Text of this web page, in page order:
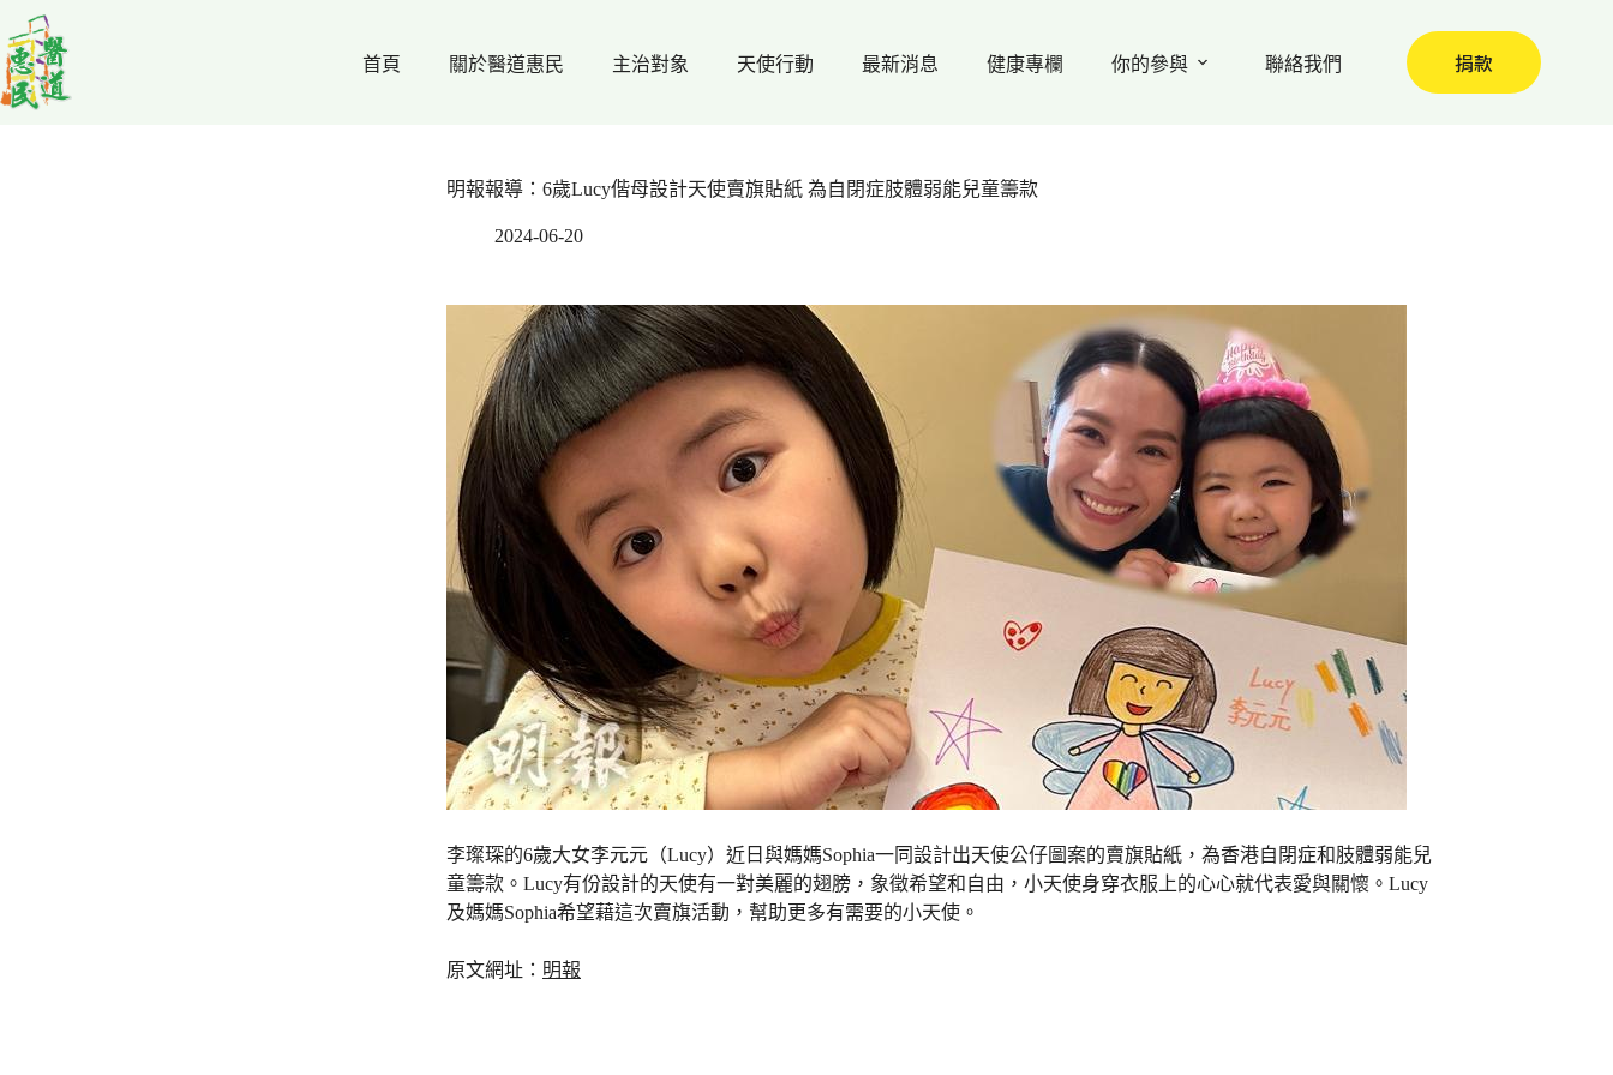
至
主
要
首頁 關於醫道惠民 主治對象 天使行動 最新消息 健康專欄 你的參與 聯絡我們 捐款
明報報導：6歲Lucy偕母設計天使賣旗貼紙 為自閉症肢體弱能兒童籌款
2024-06-20
李璨琛的6歲大女李元元（Lucy）近日與媽媽Sophia一同設計出天使公仔圖案的賣旗貼紙，為香港自閉症和肢體弱能兒
童籌款。Lucy有份設計的天使有一對美麗的翅膀，象徵希望和自由，小天使身穿衣服上的心心就代表愛與關懷。Lucy
及媽媽Sophia希望藉這次賣旗活動，幫助更多有需要的小天使。
原文網址： 明報